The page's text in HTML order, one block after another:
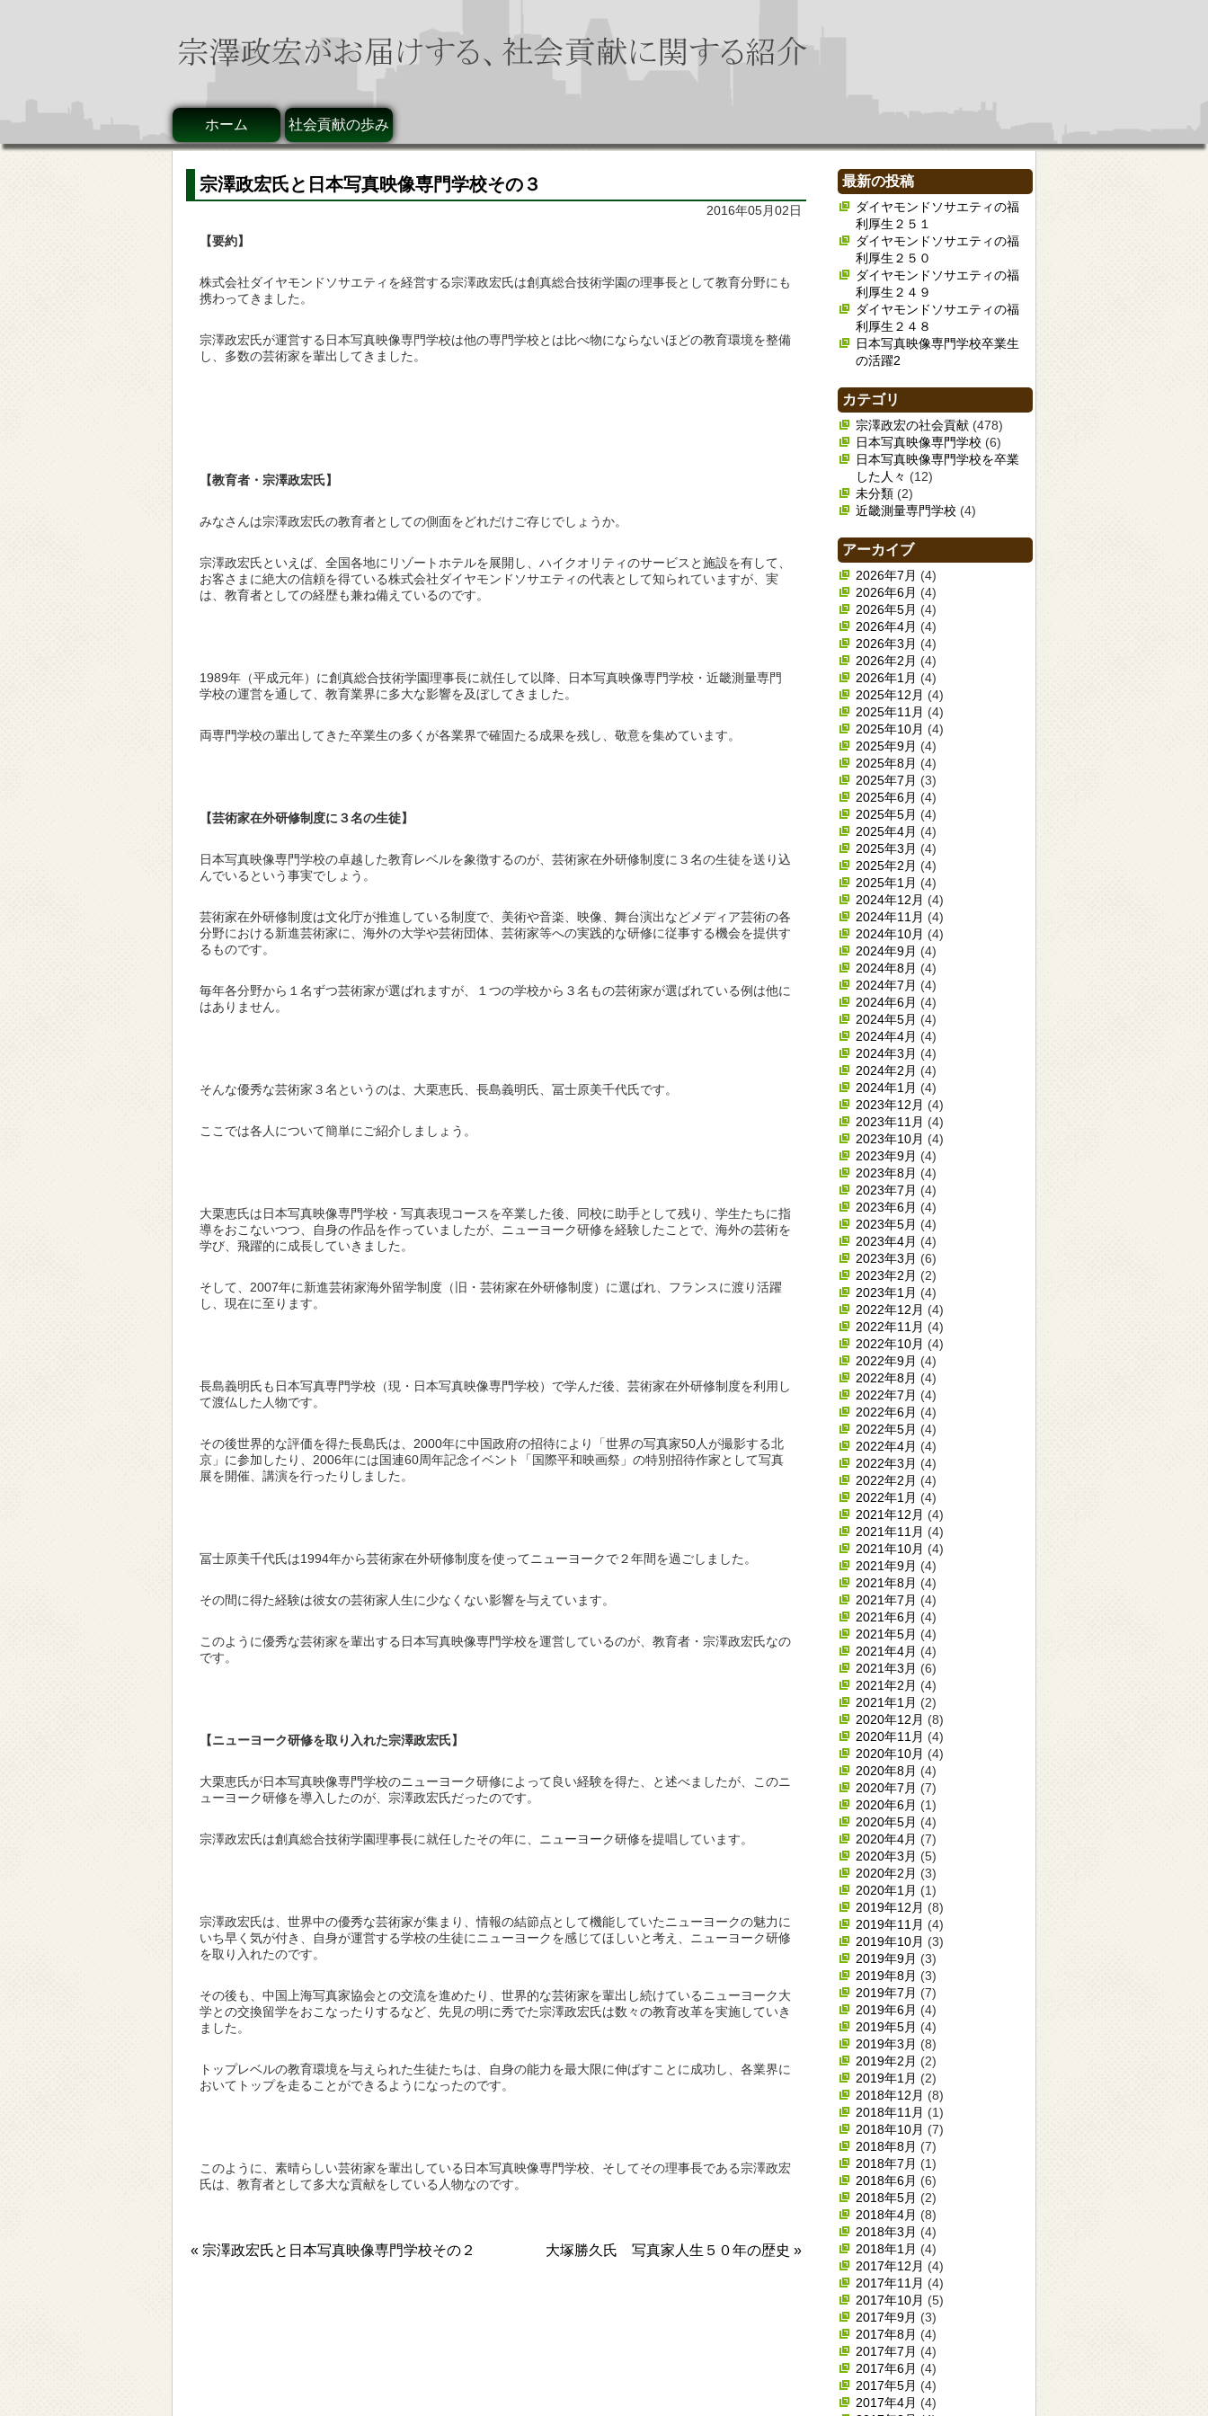
ホーム 社会貢献の歩み
宗澤政宏氏と日本写真映像専門学校その３
2016年05月02日
【要約】
株式会社ダイヤモンドソサエティを経営する宗澤政宏氏は創真総合技術学園の理事長として教育分野にも
携わってきました。
宗澤政宏氏が運営する日本写真映像専門学校は他の専門学校とは比べ物にならないほどの教育環境を整備
し、多数の芸術家を輩出してきました。
【教育者・宗澤政宏氏】
みなさんは宗澤政宏氏の教育者としての側面をどれだけご存じでしょうか。
宗澤政宏氏といえば、全国各地にリゾートホテルを展開し、ハイクオリティのサービスと施設を有して、
お客さまに絶大の信頼を得ている株式会社ダイヤモンドソサエティの代表として知られていますが、実
は、教育者としての経歴も兼ね備えているのです。
1989年（平成元年）に創真総合技術学園理事長に就任して以降、日本写真映像専門学校・近畿測量専門
学校の運営を通して、教育業界に多大な影響を及ぼしてきました。
両専門学校の輩出してきた卒業生の多くが各業界で確固たる成果を残し、敬意を集めています。
【芸術家在外研修制度に３名の生徒】
日本写真映像専門学校の卓越した教育レベルを象徴するのが、芸術家在外研修制度に３名の生徒を送り込
んでいるという事実でしょう。
芸術家在外研修制度は文化庁が推進している制度で、美術や音楽、映像、舞台演出などメディア芸術の各
分野における新進芸術家に、海外の大学や芸術団体、芸術家等への実践的な研修に従事する機会を提供す
るものです。
毎年各分野から１名ずつ芸術家が選ばれますが、１つの学校から３名もの芸術家が選ばれている例は他に
はありません。
そんな優秀な芸術家３名というのは、大栗恵氏、長島義明氏、冨士原美千代氏です。
ここでは各人について簡単にご紹介しましょう。
大栗恵氏は日本写真映像専門学校・写真表現コースを卒業した後、同校に助手として残り、学生たちに指
導をおこないつつ、自身の作品を作っていましたが、ニューヨーク研修を経験したことで、海外の芸術を
学び、飛躍的に成長していきました。
そして、2007年に新進芸術家海外留学制度（旧・芸術家在外研修制度）に選ばれ、フランスに渡り活躍
し、現在に至ります。
長島義明氏も日本写真専門学校（現・日本写真映像専門学校）で学んだ後、芸術家在外研修制度を利用し
て渡仏した人物です。
その後世界的な評価を得た長島氏は、2000年に中国政府の招待により「世界の写真家50人が撮影する北
京」に参加したり、2006年には国連60周年記念イベント「国際平和映画祭」の特別招待作家として写真
展を開催、講演を行ったりしました。
冨士原美千代氏は1994年から芸術家在外研修制度を使ってニューヨークで２年間を過ごしました。
その間に得た経験は彼女の芸術家人生に少なくない影響を与えています。
このように優秀な芸術家を輩出する日本写真映像専門学校を運営しているのが、教育者・宗澤政宏氏なの
です。
【ニューヨーク研修を取り入れた宗澤政宏氏】
大栗恵氏が日本写真映像専門学校のニューヨーク研修によって良い経験を得た、と述べましたが、このニ
ューヨーク研修を導入したのが、宗澤政宏氏だったのです。
宗澤政宏氏は創真総合技術学園理事長に就任したその年に、ニューヨーク研修を提唱しています。
宗澤政宏氏は、世界中の優秀な芸術家が集まり、情報の結節点として機能していたニューヨークの魅力に
いち早く気が付き、自身が運営する学校の生徒にニューヨークを感じてほしいと考え、ニューヨーク研修
を取り入れたのです。
その後も、中国上海写真家協会との交流を進めたり、世界的な芸術家を輩出し続けているニューヨーク大
学との交換留学をおこなったりするなど、先見の明に秀でた宗澤政宏氏は数々の教育改革を実施していき
ました。
トップレベルの教育環境を与えられた生徒たちは、自身の能力を最大限に伸ばすことに成功し、各業界に
おいてトップを走ることができるようになったのです。
このように、素晴らしい芸術家を輩出している日本写真映像専門学校、そしてその理事長である宗澤政宏
氏は、教育者として多大な貢献をしている人物なのです。
« 宗澤政宏氏と日本写真映像専門学校その２ 大塚勝久氏 写真家人生５０年の歴史 »
最新の投稿
ダイヤモンドソサエティの福
利厚生２５１
ダイヤモンドソサエティの福
利厚生２５０
ダイヤモンドソサエティの福
利厚生２４９
ダイヤモンドソサエティの福
利厚生２４８
日本写真映像専門学校卒業生
の活躍2
カテゴリ
宗澤政宏の社会貢献 (478)
日本写真映像専門学校 (6)
日本写真映像専門学校を卒業
した人々 (12)
未分類 (2)
近畿測量専門学校 (4)
アーカイブ
2026年7月 (4)
2026年6月 (4)
2026年5月 (4)
2026年4月 (4)
2026年3月 (4)
2026年2月 (4)
2026年1月 (4)
2025年12月 (4)
2025年11月 (4)
2025年10月 (4)
2025年9月 (4)
2025年8月 (4)
2025年7月 (3)
2025年6月 (4)
2025年5月 (4)
2025年4月 (4)
2025年3月 (4)
2025年2月 (4)
2025年1月 (4)
2024年12月 (4)
2024年11月 (4)
2024年10月 (4)
2024年9月 (4)
2024年8月 (4)
2024年7月 (4)
2024年6月 (4)
2024年5月 (4)
2024年4月 (4)
2024年3月 (4)
2024年2月 (4)
2024年1月 (4)
2023年12月 (4)
2023年11月 (4)
2023年10月 (4)
2023年9月 (4)
2023年8月 (4)
2023年7月 (4)
2023年6月 (4)
2023年5月 (4)
2023年4月 (4)
2023年3月 (6)
2023年2月 (2)
2023年1月 (4)
2022年12月 (4)
2022年11月 (4)
2022年10月 (4)
2022年9月 (4)
2022年8月 (4)
2022年7月 (4)
2022年6月 (4)
2022年5月 (4)
2022年4月 (4)
2022年3月 (4)
2022年2月 (4)
2022年1月 (4)
2021年12月 (4)
2021年11月 (4)
2021年10月 (4)
2021年9月 (4)
2021年8月 (4)
2021年7月 (4)
2021年6月 (4)
2021年5月 (4)
2021年4月 (4)
2021年3月 (6)
2021年2月 (4)
2021年1月 (2)
2020年12月 (8)
2020年11月 (4)
2020年10月 (4)
2020年8月 (4)
2020年7月 (7)
2020年6月 (1)
2020年5月 (4)
2020年4月 (7)
2020年3月 (5)
2020年2月 (3)
2020年1月 (1)
2019年12月 (8)
2019年11月 (4)
2019年10月 (3)
2019年9月 (3)
2019年8月 (3)
2019年7月 (7)
2019年6月 (4)
2019年5月 (4)
2019年3月 (8)
2019年2月 (2)
2019年1月 (2)
2018年12月 (8)
2018年11月 (1)
2018年10月 (7)
2018年8月 (7)
2018年7月 (1)
2018年6月 (6)
2018年5月 (2)
2018年4月 (8)
2018年3月 (4)
2018年1月 (4)
2017年12月 (4)
2017年11月 (4)
2017年10月 (5)
2017年9月 (3)
2017年8月 (4)
2017年7月 (4)
2017年6月 (4)
2017年5月 (4)
2017年4月 (4)